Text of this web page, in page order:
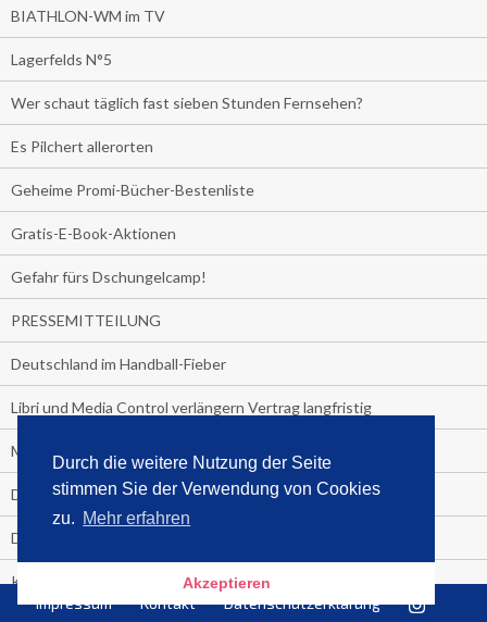
Durch die weitere Nutzung der Seite
stimmen Sie der Verwendung von Cookies
zu. Mehr erfahren
Akzeptieren
BIATHLON-WM im TV
Lagerfelds N°5
Wer schaut täglich fast sieben Stunden Fernsehen?
Es Pilchert allerorten
Geheime Promi-Bücher-Bestenliste
Gratis-E-Book-Aktionen
Gefahr fürs Dschungelcamp!
PRESSEMITTEILUNG
Deutschland im Handball-Fieber
Libri und Media Control verlängern Vertrag langfristig
Medienquiz:
Deutschlands Jahrescharts 2018
Die TV-Quotenkönige 2018
KNV und Media Control verlängern vorzeitig Zusammenarbeit
Impressum Kontakt Datenschutzerklärung